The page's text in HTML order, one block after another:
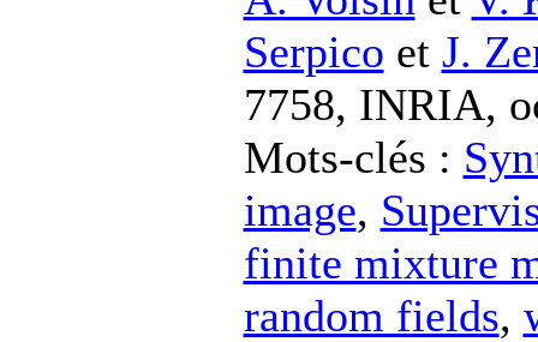
Serpico et J.
7758, INRIA,
Mots-clés :
image,
finite mixture
random fields,